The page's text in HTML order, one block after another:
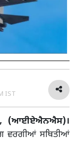
IST
(ਆਈਏਐਨਐਸ)।
ਵਰਗੀਆਂ ਸਥਿਤੀਆਂ